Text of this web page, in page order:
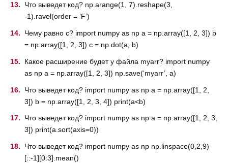
Что выведет код? np.arange(1, 7).reshape(3,
-1).ravel(order = ‘F’)
Чему равно c? import numpy as np a = np.array([1, 2, 3]) b
= np.array([1, 2, 3]) c = np.dot(a, b)
Какое расширение будет у файла myarr? import numpy
as np a = np.array([1, 2, 3]) np.save(‘myarr’, a)
Что выведет код? import numpy as np a = np.array([1, 2,
3]) b = np.array([1, 2, 3, 4]) print(a<b)
Что выведет код? import numpy as np a = np.array([1, 2, 3,
3]) print(a.sort(axis=0))
Что выведет код? import numpy as np np.linspace(0,2,9)
[::-1][0:3].mean()